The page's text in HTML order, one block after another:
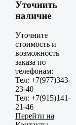
Уточнить
наличие
Уточните
стоимость и
возможность
заказа по
телефонам:
Тел: +7(977)343-
23-40
Тел: +7(915)141-
21-46
Перейти на